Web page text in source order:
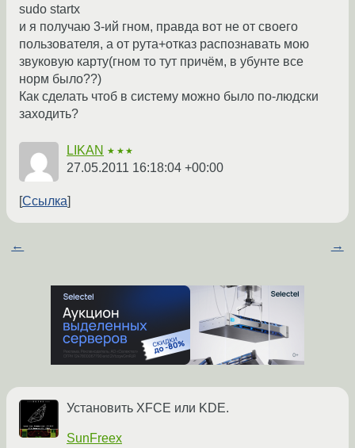
sudo startx
и я получаю 3-ий гном, правда вот не от своего
пользователя, а от рута+отказ распознавать мою
звуковую карту(гном то тут причём, в убунте все
норм было??)
Как сделать чтоб в систему можно было по-людски
заходить?
LIKAN ★★★
27.05.2011 16:18:04 +00:00
Ссылка
← →
Установить XFCE или KDE.
SunFreex